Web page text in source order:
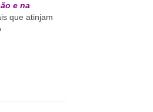
e na
que atinjam